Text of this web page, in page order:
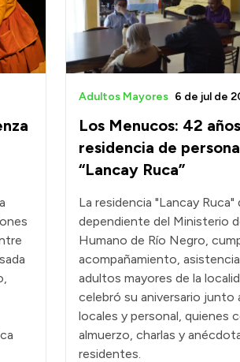
Los Menucos: 42
residencia de
“Lancay Ruca”
Adultos Mayores 6 de jul de
La residencia "Lancay
dependiente del Ministerio
Humano de Río Negro,
acompañamiento,
adultos mayores de la
celebró su aniversario junto
locales y personal, quienes
almuerzo, charlas y
residentes.